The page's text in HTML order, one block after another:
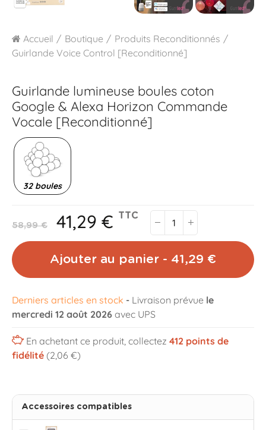
Accueil Boutique
Produits Reconditionnés
Guirlande Voice Control [Reconditionné]
Guirlande lumineuse boules coton
Google & Alexa Horizon Commande
Vocale [Reconditionné]
32 boules
58,99 € 41,29 € TTC
Ajouter au panier - 41,29 €
Derniers articles en stock - Livraison prévue le
mercredi 12 août 2026 avec UPS
En achetant ce produit, collectez 412 points de
fidélité (2,06 €)
Accessoires compatibles